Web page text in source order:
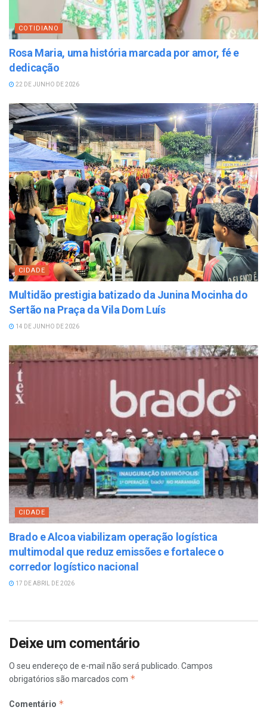
COTIDIANO
Rosa Maria, uma história marcada por amor, fé e
dedicação
22 DE JUNHO DE 2026
CIDADE
Multidão prestigia batizado da Junina Mocinha do
Sertão na Praça da Vila Dom Luís
14 DE JUNHO DE 2026
CIDADE
Brado e Alcoa viabilizam operação logística
multimodal que reduz emissões e fortalece o
corredor logístico nacional
17 DE ABRIL DE 2026
Deixe um comentário
O seu endereço de e-mail não será publicado. Campos
obrigatórios são marcados com *
Comentário *